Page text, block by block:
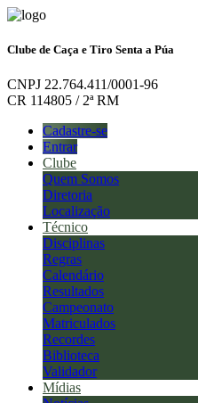
Clube de Caça e Tiro Senta a Púa
CNPJ 22.764.411/0001-96
CR 114805 / 2ª RM
Cadastre-se
Entrar
Clube
Quem Somos
Diretoria
Localização
Técnico
Disciplinas
Regras
Calendário
Resultados
Campeonato
Matriculados
Recordes
Biblioteca
Validador
Mídias